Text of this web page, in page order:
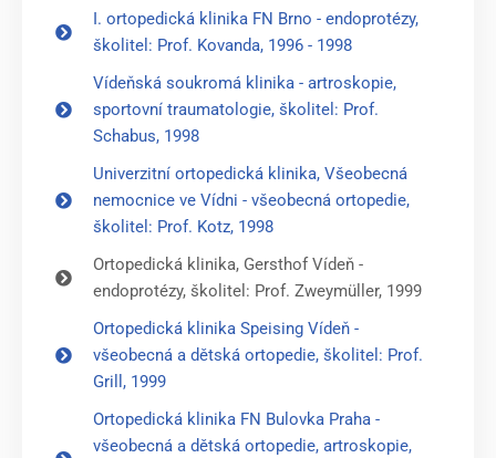
I. ortopedická klinika FN Brno - endoprotézy,
školitel: Prof. Kovanda, 1996 - 1998
Vídeňská soukromá klinika - artroskopie,
sportovní traumatologie, školitel: Prof.
Schabus, 1998
Univerzitní ortopedická klinika, Všeobecná
nemocnice ve Vídni - všeobecná ortopedie,
školitel: Prof. Kotz, 1998
Ortopedická klinika, Gersthof Vídeň -
endoprotézy, školitel: Prof. Zweymüller, 1999
Ortopedická klinika Speising Vídeň -
všeobecná a dětská ortopedie, školitel: Prof.
Grill, 1999
Ortopedická klinika FN Bulovka Praha -
všeobecná a dětská ortopedie, artroskopie,